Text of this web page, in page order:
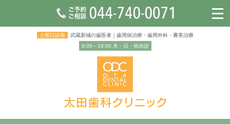
土曜日診療
武蔵新城の歯医者｜歯周病治療・歯周外科・審美治療
9:00～18:00 木・日・祝休診